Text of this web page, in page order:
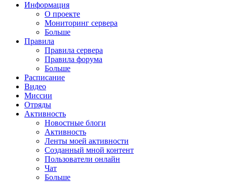
Информация
О проекте
Мониторинг сервера
Больше
Правила
Правила сервера
Правила форума
Больше
Расписание
Видео
Миссии
Отряды
Активность
Новостные блоги
Активность
Ленты моей активности
Созданный мной контент
Пользователи онлайн
Чат
Больше